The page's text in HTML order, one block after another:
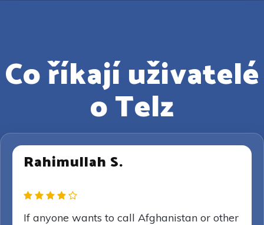
Co říkají uživatelé
o Telz
Rahimullah S.
If anyone wants to call Afghanistan or other